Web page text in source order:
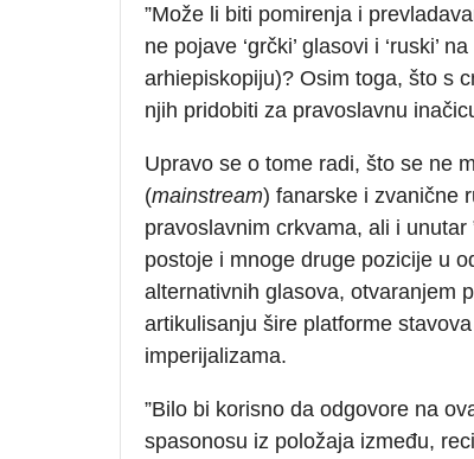
”Može li biti pomirenja i
ne pojave ‘grčki’ glasovi i ‘ruski’
arhiepiskopiju)? Osim toga, što s
njih pridobiti za pravoslavnu
Upravo se o tome radi, što se ne
(mainstream) fanarske i zvanične
pravoslavnim crkvama, ali i
postoje i mnoge druge pozicije u
alternativnih glasova, otvaranjem
artikulisanju šire platforme
imperijalizama.
”Bilo bi korisno da odgovore na
spasonosu iz položaja između,